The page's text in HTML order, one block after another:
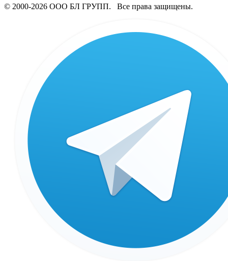
© 2000-2026 ООО БЛ ГРУПП. Все права защищены.